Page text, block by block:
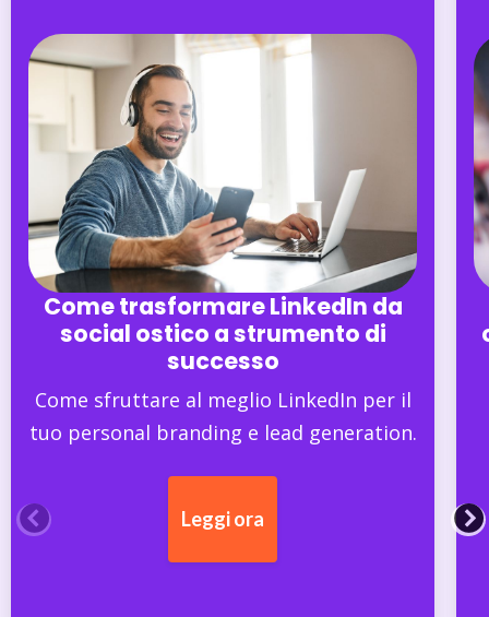
Come trasformare LinkedIn da
social ostico a strumento di
successo
Come sfruttare al meglio LinkedIn per il
tuo personal branding e lead generation.
Leggi ora